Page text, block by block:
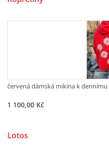
+420
© 2026
červená dámská mikina k
1 100,00 Kč
Lotos